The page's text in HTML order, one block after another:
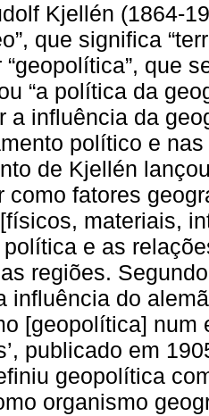
Kjellén (1864-
que significa
“geopolítica”, que
“a política da
a influência da
político e
de Kjellén
como fatores
materiais,
e as
regiões.
influência do
[geopolítica] num
publicado em
geopolítica
organismo